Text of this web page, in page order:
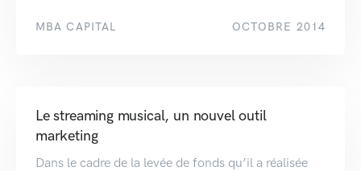
MBA CAPITAL OCTOBRE 2014
Le streaming musical, un nouvel outil
marketing
Dans le cadre de la levée de fonds qu’il a réalisée